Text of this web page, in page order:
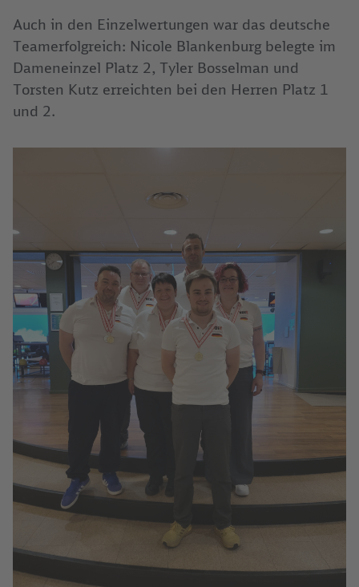
Auch in den Einzelwertungen war das deutsche
Teamerfolgreich: Nicole Blankenburg belegte im
Dameneinzel Platz 2, Tyler Bosselman und
Torsten Kutz erreichten bei den Herren Platz 1
und 2.